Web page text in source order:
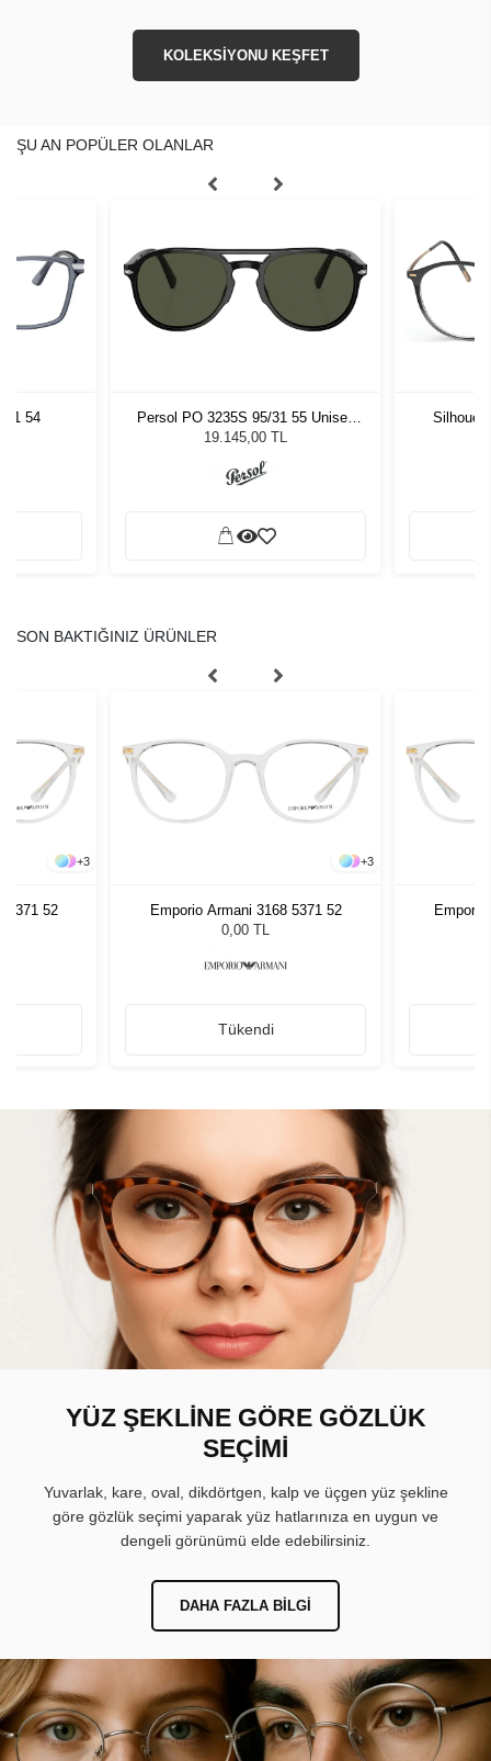
KOLEKSİYONU KEŞFET
ŞU AN POPÜLER OLANLAR
54
Persol PO 3235S 95/31 55 Unisex
Güneş Gözlüğü
19.145,00 TL
SON BAKTIĞINIZ ÜRÜNLER
+3
5371 52
+3
Emporio Armani 3168 5371 52
0,00 TL
Tükendi
Emporio
YÜZ ŞEKLİNE GÖRE GÖZLÜK
SEÇİMİ
Yuvarlak, kare, oval, dikdörtgen, kalp ve üçgen yüz şekline
göre gözlük seçimi yaparak yüz hatlarınıza en uygun ve
dengeli görünümü elde edebilirsiniz.
DAHA FAZLA BILGI